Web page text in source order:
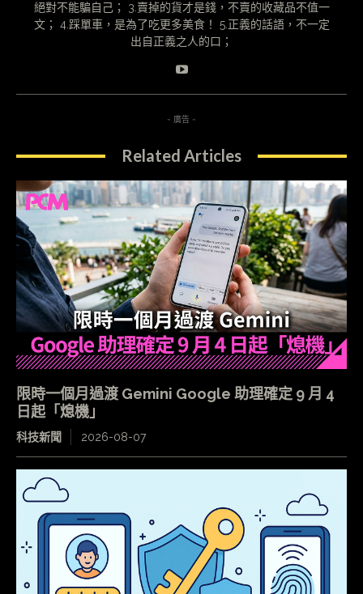
絕對不能騙自己； 3.賣掉的貨才是錢，不賣的收藏品不值一
文； 4.踩單車，是為了吃更多美食！ 5.正義的話語，不一定
出自正義之人的口；
- 廣告 -
Related Articles
限時一個月過渡 Gemini Google 助理確定 9 月 4
日起「熄機」
科技新聞 2026-08-07